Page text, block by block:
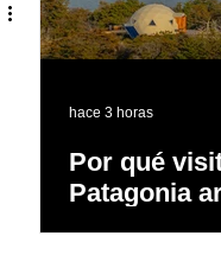
Por qué
Patagonia
hace 3 horas